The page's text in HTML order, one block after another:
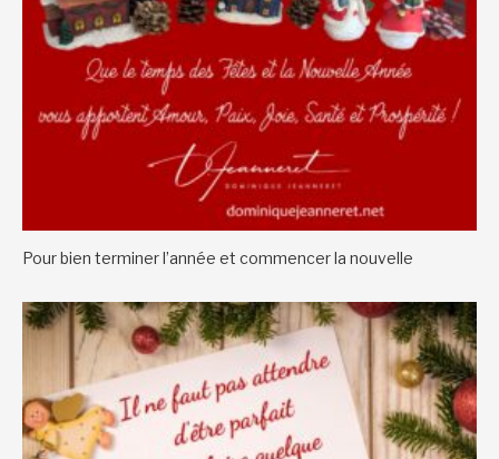
Pour bien terminer l’année et commencer la nouvelle